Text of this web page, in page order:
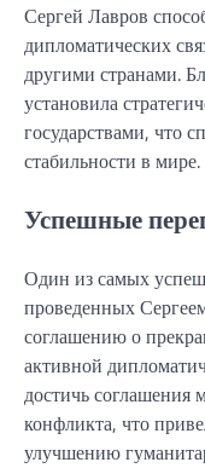
Сергей Лавров
дипломатических
другими странами.
установила
государствами, что
стабильности в мире.
Успешные
Один из самых
проведенных
соглашению о
активной
достичь
конфликта, что
улучшению